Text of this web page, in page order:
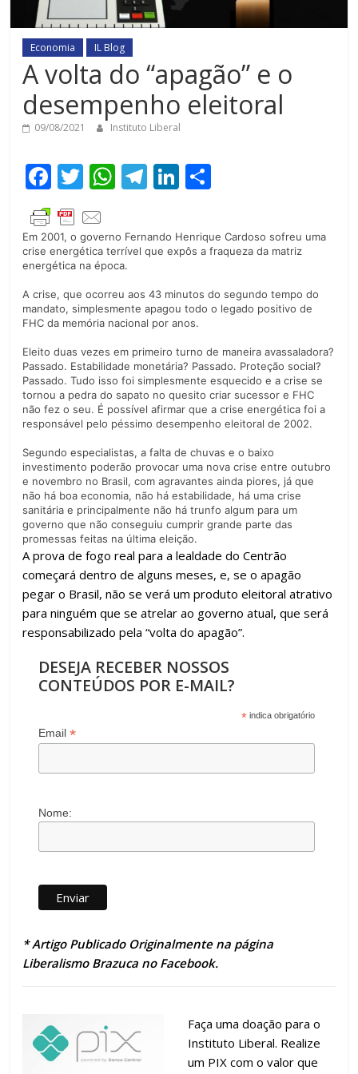
Economia IL Blog
A volta do “apagão” e o
desempenho eleitoral
09/08/2021 Instituto Liberal
F
ac
e
b
o
o
k
T
w
itt
er
W
at
s
A
p
p
T
e
gr
m
Li
k
e
n
m
p
til
ar
Em 2001, o governo Fernando Henrique Cardoso sofreu uma
crise energética terrível que expôs a fraqueza da matriz
energética na época.
A crise, que ocorreu aos 43 minutos do segundo tempo do
mandato, simplesmente apagou todo o legado positivo de
FHC da memória nacional por anos.
Eleito duas vezes em primeiro turno de maneira avassaladora?
Passado. Estabilidade monetária? Passado. Proteção social?
Passado. Tudo isso foi simplesmente esquecido e a crise se
tornou a pedra do sapato no quesito criar sucessor e FHC
não fez o seu. É possível afirmar que a crise energética foi a
responsável pelo péssimo desempenho eleitoral de 2002.
Segundo especialistas, a falta de chuvas e o baixo
investimento poderão provocar uma nova crise entre outubro
e novembro no Brasil, com agravantes ainda piores, já que
não há boa economia, não há estabilidade, há uma crise
sanitária e principalmente não há trunfo algum para um
governo que não conseguiu cumprir grande parte das
promessas feitas na última eleição.
A prova de fogo real para a lealdade do Centrão
começará dentro de alguns meses, e, se o apagão
pegar o Brasil, não se verá um produto eleitoral atrativo
para ninguém que se atrelar ao governo atual, que será
responsabilizado pela “volta do apagão”.
DESEJA RECEBER NOSSOS
CONTEÚDOS POR E-MAIL?
* indica obrigatório
Email*
Nome:
* Artigo Publicado Originalmente na página
Liberalismo Brazuca no Facebook.
Faça uma doação para o
Instituto Liberal. Realize
um PIX com o valor que